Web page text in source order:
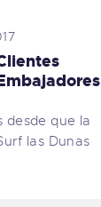
desde que la
las Dunas